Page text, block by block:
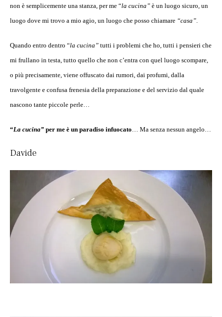
non è semplicemente una stanza, per me “la cucina” è un luogo sicuro, un
luogo dove mi trovo a mio agio, un luogo che posso chiamare “casa”.
Quando entro dentro “la cucina” tutti i problemi che ho, tutti i pensieri che
mi frullano in testa, tutto quello che non c’entra con quel luogo scompare,
o più precisamente, viene offuscato dai rumori, dai profumi, dalla
travolgente e confusa frenesia della preparazione e del servizio dal quale
nascono tante piccole perle…
“La cucina” per me è un paradiso infuocato… Ma senza nessun angelo…
Davide